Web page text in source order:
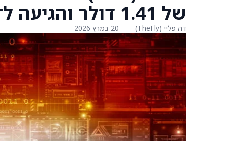
של 1.41 דולר והגיעה ל־12.86 דולר.
דה פליי (TheFly) 20 במרץ 2026